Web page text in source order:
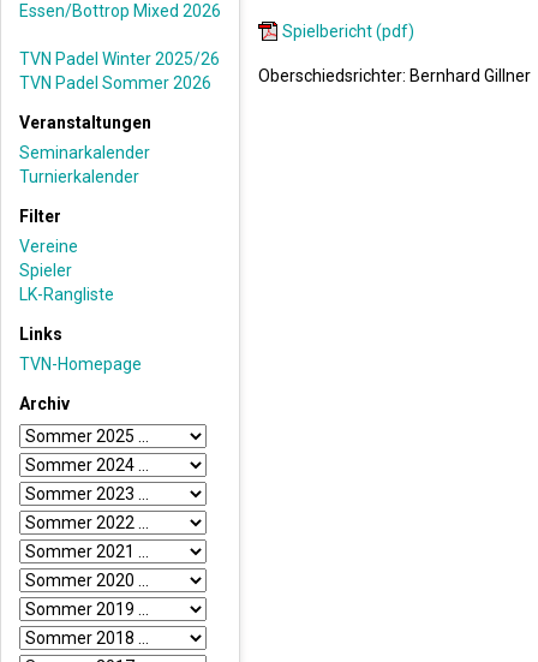
Essen/Bottrop Mixed 2026
TVN Padel Winter 2025/26
TVN Padel Sommer 2026
Veranstaltungen
Seminarkalender
Turnierkalender
Filter
Vereine
Spieler
LK-Rangliste
Links
TVN-Homepage
Archiv
Spielbericht (pdf)
Oberschiedsrichter: Bernhard Gillner